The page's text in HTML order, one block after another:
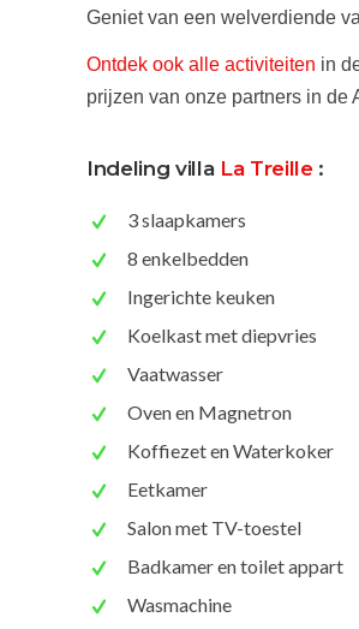
Geniet van een welverdiende
Ontdek ook alle activiteiten in
prijzen van onze partners in de
Indeling villa La Treille:
3 slaapkamers
8 enkelbedden
Ingerichte keuken
Koelkast met diepvries
Vaatwasser
Oven en Magnetron
Koffiezet en Waterkoker
Eetkamer
Salon met TV-toestel
Badkamer en toilet appart
Wasmachine